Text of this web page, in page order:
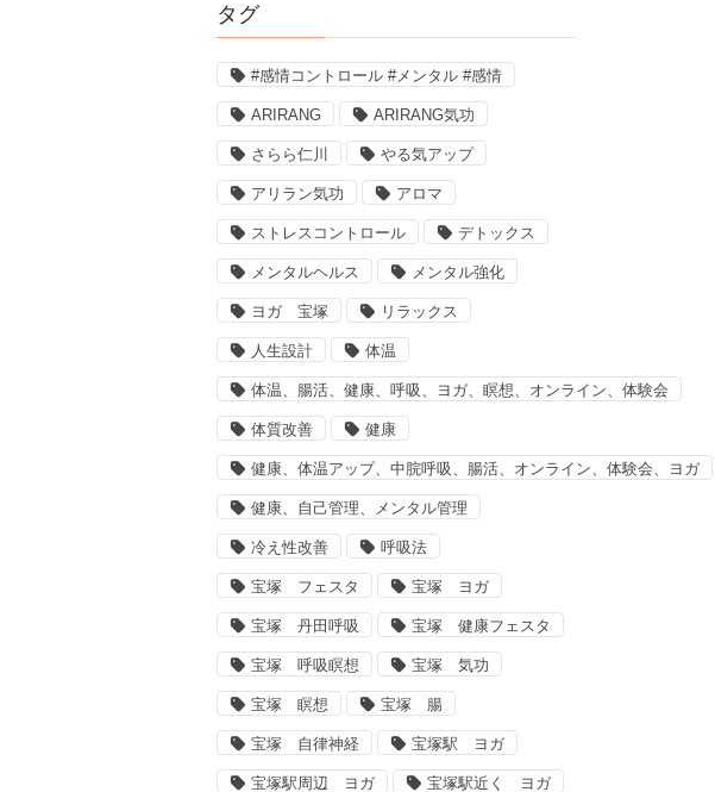
タグ
#感情コントロール #メンタル #感情
ARIRANG ARIRANG気功
さらら仁川 やる気アップ
アリラン気功 アロマ
ストレスコントロール デトックス
メンタルヘルス メンタル強化
ヨガ 宝塚 リラックス
人生設計 体温
体温、腸活、健康、呼吸、ヨガ、瞑想、オンライン、体験会
体質改善 健康
健康、体温アップ、中脘呼吸、腸活、オンライン、体験会、ヨガ
健康、自己管理、メンタル管理
冷え性改善 呼吸法
宝塚 フェスタ 宝塚 ヨガ
宝塚 丹田呼吸 宝塚 健康フェスタ
宝塚 呼吸瞑想 宝塚 気功
宝塚 瞑想 宝塚 腸
宝塚 自律神経 宝塚駅 ヨガ
宝塚駅周辺 ヨガ 宝塚駅近く ヨガ